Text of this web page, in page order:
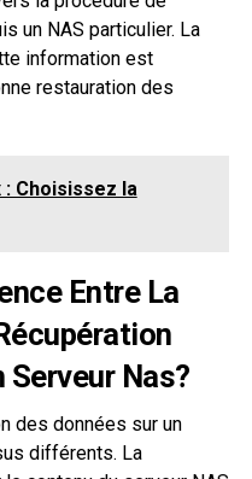
un NAS particulier. La
information est
restauration des
: Choisissez la
Entre La
Serveur Nas?
des données sur un
différents. La